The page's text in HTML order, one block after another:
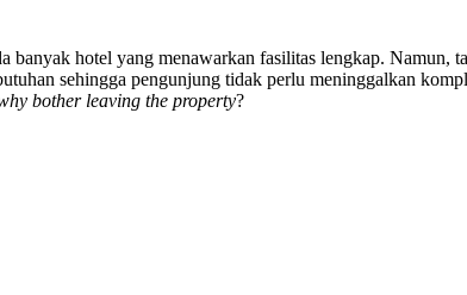
banyak hotel yang menawarkan fasilitas lengkap. Namun,
sehingga pengunjung tidak perlu meninggalkan
bother leaving the property?